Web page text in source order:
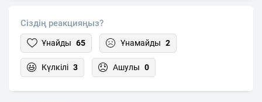
Сіздің реакцияңыз?
Ұнайды 65 Ұнамайды 2
Күлкілі 3 Ашулы 0